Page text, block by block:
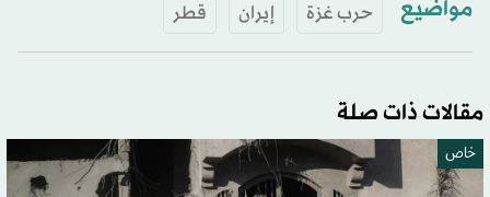
مواضيع حرب غزة إيران قطر
مقالات ذات صلة
خاص